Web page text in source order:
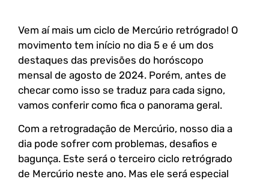
Vem aí mais um ciclo de Mercúrio retrógrado! O
movimento tem início no dia 5 e é um dos
destaques das previsões do horóscopo
mensal de agosto de 2024. Porém, antes de
checar como isso se traduz para cada signo,
vamos conferir como fica o panorama geral.
Com a retrogradação de Mercúrio, nosso dia a
dia pode sofrer com problemas, desafios e
bagunça. Este será o terceiro ciclo retrógrado
de Mercúrio neste ano. Mas ele será especial